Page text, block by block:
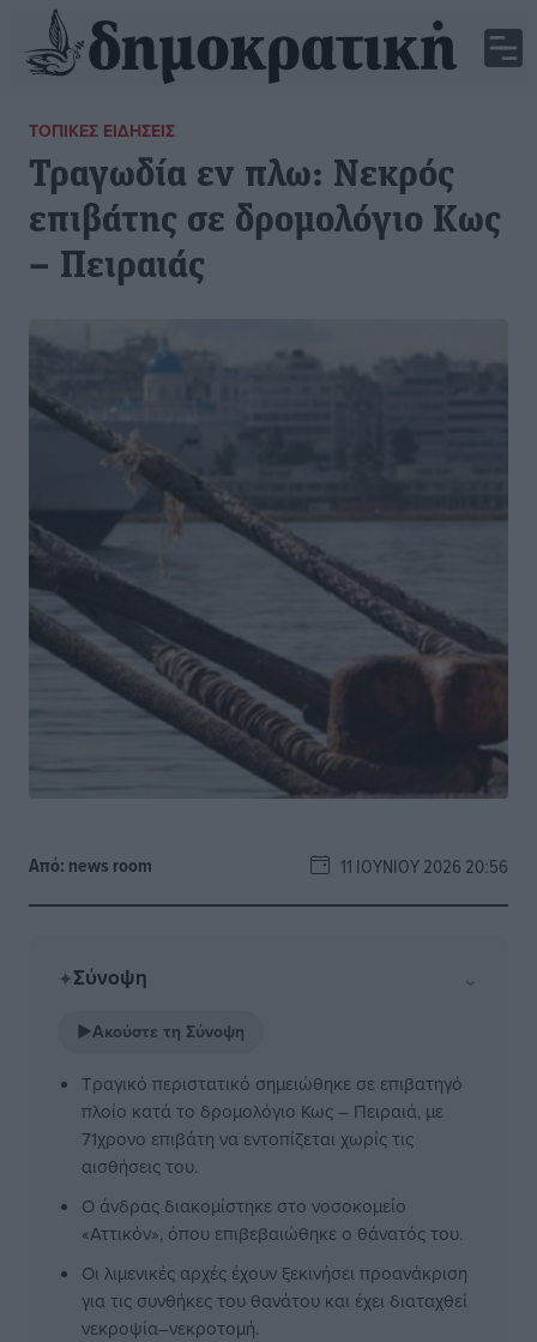
ΤΟΠΙΚΈΣ ΕΙΔΉΣΕΙΣ
Τραγωδία εν πλω: Νεκρός
επιβάτης σε δρομολόγιο Κως
– Πειραιάς
Από: news room 11 ΙΟΥΝΊΟΥ 2026 20:56
✦Σύνοψη ⌄
▶Ακούστε τη Σύνοψη
Τραγικό περιστατικό σημειώθηκε σε επιβατηγό
πλοίο κατά το δρομολόγιο Κως – Πειραιά, με
71χρονο επιβάτη να εντοπίζεται χωρίς τις
αισθήσεις του.
Ο άνδρας διακομίστηκε στο νοσοκομείο
«Αττικόν», όπου επιβεβαιώθηκε ο θάνατός του.
Οι λιμενικές αρχές έχουν ξεκινήσει προανάκριση
για τις συνθήκες του θανάτου και έχει διαταχθεί
νεκροψία–νεκροτομή.